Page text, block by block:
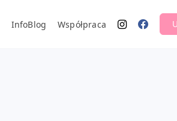
InfoBlog Współpraca